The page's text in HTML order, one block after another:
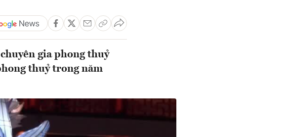
gia phong thuỷ
thuỷ trong năm